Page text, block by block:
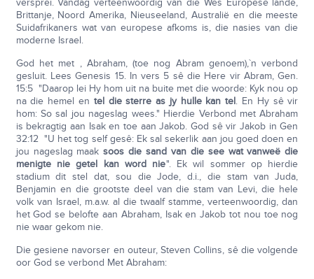
versprei. Vandag verteenwoordig van die Wes Europese lande,
Brittanje, Noord Amerika, Nieuseeland, Australië en die meeste
Suidafrikaners wat van europese afkoms is, die nasies van die
moderne Israel.
God het met , Abraham, (toe nog Abram genoem),`n verbond
gesluit. Lees Genesis 15. In vers 5 sê die Here vir Abram, Gen.
15:5 "Daarop lei Hy hom uit na buite met die woorde: Kyk nou op
na die hemel en tel die sterre as jy hulle kan tel. En Hy sê vir
hom: So sal jou nageslag wees." Hierdie Verbond met Abraham
is bekragtig aan Isak en toe aan Jakob. God sê vir Jakob in Gen
32:12 "U het tog self gesê: Ek sal sekerlik aan jou goed doen en
jou nageslag maaksoos die sand van die see wat vanweë die
menigte nie getel kan word nie". Ek wil sommer op hierdie
stadium dit stel dat, sou die Jode, d.i., die stam van Juda,
Benjamin en die grootste deel van die stam van Levi, die hele
volk van Israel, m.a.w. al die twaalf stamme, verteenwoordig, dan
het God se belofte aan Abraham, Isak en Jakob tot nou toe nog
nie waar gekom nie.
Die gesiene navorser en outeur, Steven Collins, sê die volgende
oor God se verbond Met Abraham: